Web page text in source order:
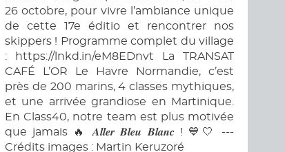
26 octobre, pour vivre l’ambiance unique
de cette 17e éditio et rencontrer nos
skippers ! Programme complet du village
: https://lnkd.in/eM8EDnvt La TRANSAT
CAFÉ L’OR Le Havre Normandie, c’est
près de 200 marins, 4 classes mythiques,
et une arrivée grandiose en Martinique.
En Class40, notre team est plus motivée
que jamais 🔥 𝑨𝒍𝒍𝒆𝒓 𝑩𝒍𝒆𝒖 𝑩𝒍𝒂𝒏𝒄 ! 💙🤍 ---
Crédits images : Martin Keruzoré